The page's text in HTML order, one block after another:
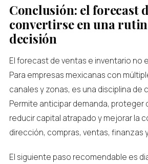
Conclusión: el forecast
convertirse en una
decisión
El forecast de ventas e inventario no
Para empresas mexicanas con
canales y zonas, es una disciplina de
Permite anticipar demanda, proteger
reducir capital atrapado y mejorar la
dirección, compras, ventas, finanzas
El siguiente paso recomendable es